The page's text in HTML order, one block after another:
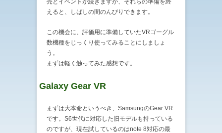
売とイベントが続きますが、それらの準備を終
えると、しばしの間のんびりできます。
この機会に、評価用に準備していたVRゴーグル
数機種をじっくり使ってみることにしましょ
う。
まずは軽く触ってみた感想です。
Galaxy Gear VR
まずは大本命というべき、SamsungのGear VR
です。S6世代に対応した旧モデルも持っている
のですが、現在試しているのはnote 8対応の最